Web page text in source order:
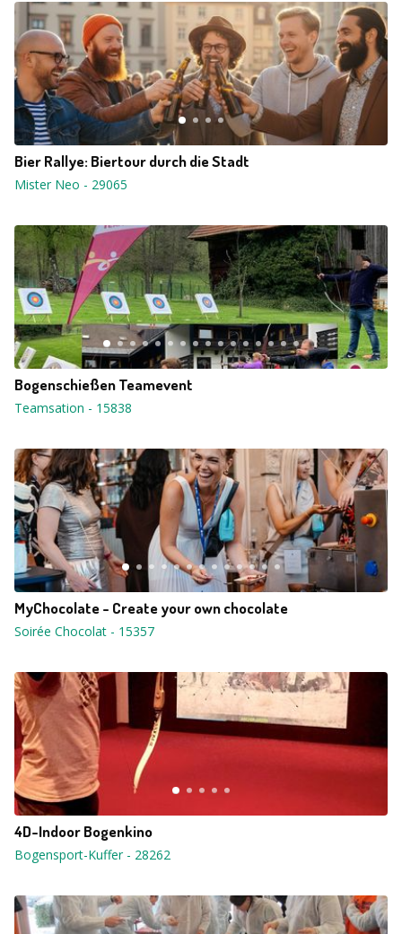
Bier Rallye: Biertour durch die Stadt
Mister Neo - 29065
Bogenschießen Teamevent
Teamsation - 15838
MyChocolate - Create your own chocolate
Soirée Chocolat - 15357
4D-Indoor Bogenkino
Bogensport-Kuffer- 28262